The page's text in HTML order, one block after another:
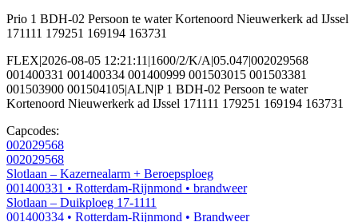
Prio 1 BDH-02 Persoon te water Kortenoord Nieuwerkerk ad IJssel
171111 179251 169194 163731
FLEX|2026-08-05 12:21:11|1600/2/K/A|05.047|002029568
001400331 001400334 001400999 001503015 001503381
001503900 001504105|ALN|P 1 BDH-02 Persoon te water
Kortenoord Nieuwerkerk ad IJssel 171111 179251 169194 163731
Capcodes:
002029568
002029568
Slotlaan – Kazernealarm + Beroepsploeg
001400331 • Rotterdam-Rijnmond • brandweer
Slotlaan – Duikploeg 17-1111
001400334 • Rotterdam-Rijnmond • Brandweer